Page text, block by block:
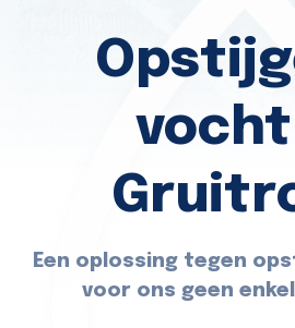
Een oplossing tegen
voor ons geen